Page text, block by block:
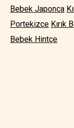
Bebek Japonca
Portekizce Kırık
Bebek Hintçe